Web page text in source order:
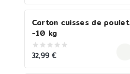
of
5
Carton cuisses de poulet
-10 kg
0
of
32,99 €